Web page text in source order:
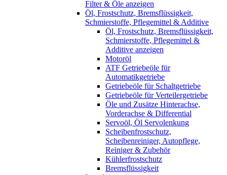
Filter & Öle anzeigen
Öl, Frostschutz, Bremsflüssigkeit,
Schmierstoffe, Pflegemittel & Additive
Öl, Frostschutz, Bremsflüssigkeit,
Schmierstoffe, Pflegemittel &
Additive anzeigen
Motoröl
ATF Getriebeöle für
Automatikgetriebe
Getriebeöle für Schaltgetriebe
Getriebeöle für Verteilergetriebe
Öle und Zusätze Hinterachse,
Vorderachse & Differential
Servoöl, Öl Servolenkung
Scheibenfrostschutz,
Scheibenreiniger, Autopflege,
Reiniger & Zubehör
Kühlerfrostschutz
Bremsflüssigkeit